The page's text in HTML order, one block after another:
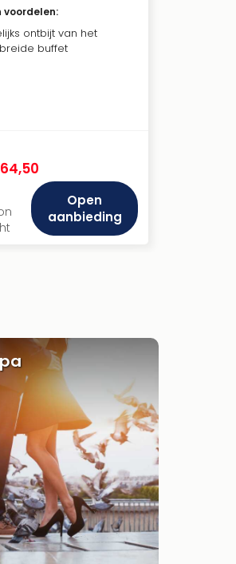
voordelen:
ontbijt van het
buffet
Open
aanbieding